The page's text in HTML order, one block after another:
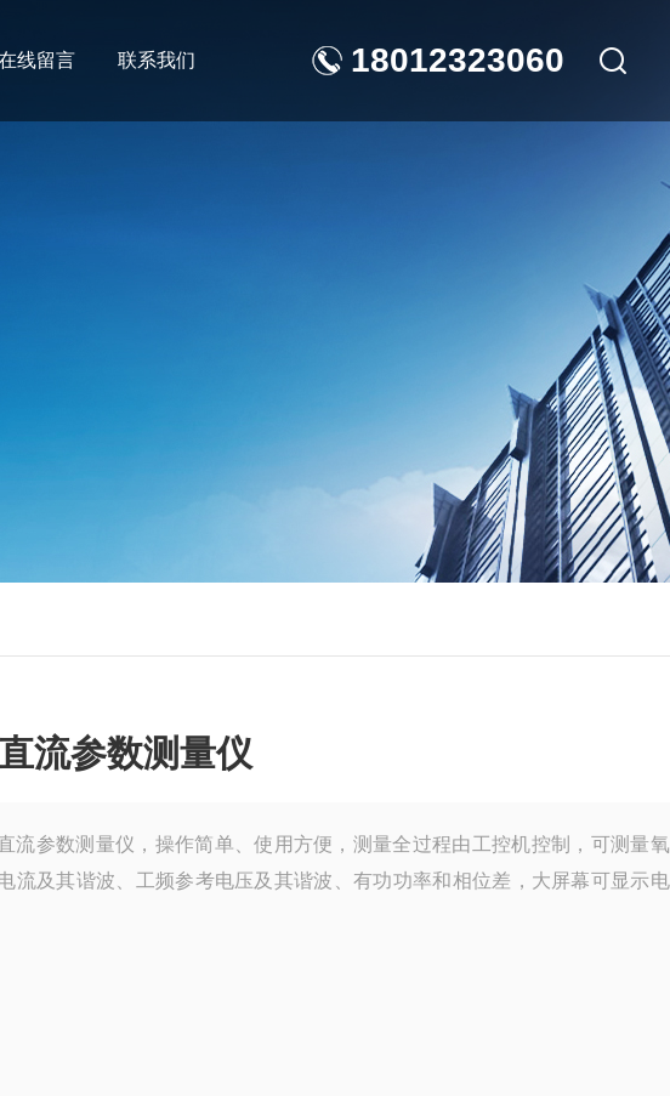
18012323060
线留言 联系我们
流参数测量仪
流参数测量仪，操作简单、使用方便，测量全过程由工控机控制，可测量
流及其谐波、工频参考电压及其谐波、有功功率和相位差，大屏幕可显示